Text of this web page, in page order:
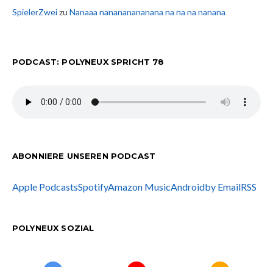
SpielerZweizu Nanaaa nanananananana na na na nanana
PODCAST: POLYNEUX SPRICHT 78
ABONNIERE UNSEREN PODCAST
Apple PodcastsSpotifyAmazon MusicAndroidby EmailRSS
POLYNEUX SOZIAL